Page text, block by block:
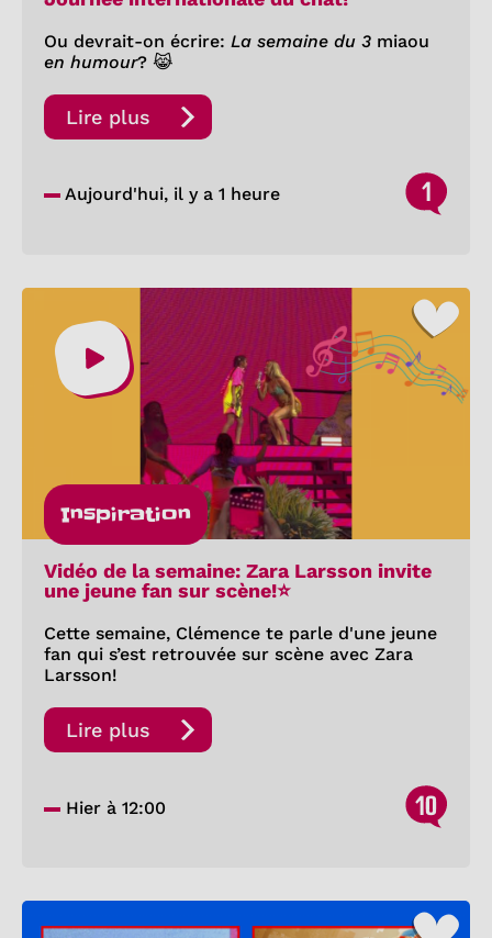
Ou devrait-on écrire: La semaine du 3 miaou
en humour? 😹
Lire plus
Aujourd'hui, il y a 1 heure 1
Inspiration
Vidéo de la semaine: Zara Larsson invite
une jeune fan sur scène!⭐
Cette semaine, Clémence te parle d'une jeune
fan qui s’est retrouvée sur scène avec Zara
Larsson!
Lire plus
Hier à 12:00 10